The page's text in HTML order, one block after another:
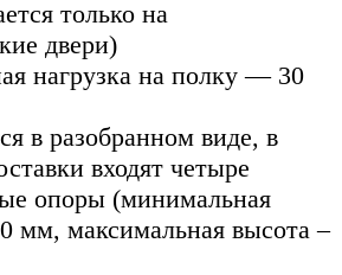
только на
двери)
нагрузка на полку — 30
в разобранном виде, в
входят четыре
опоры (минимальная
мм, максимальная высота –